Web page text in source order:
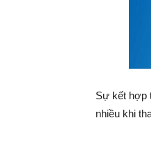
Sự kết hợp
nhiều khi